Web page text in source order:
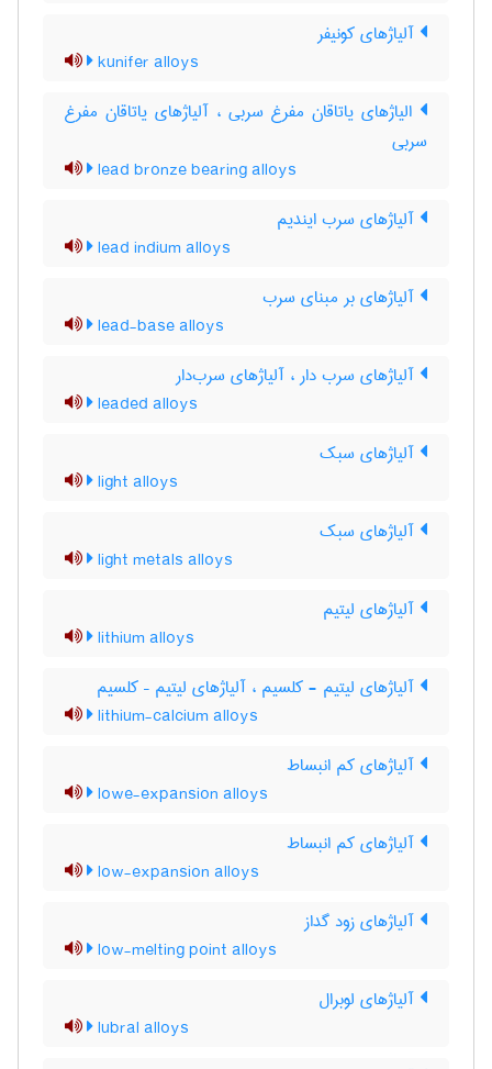
آلیاژهای کونیفر
kunifer alloys
الیاژهای یاتاقان مفرغ سربی ، آلیاژهای یاتاقان مفرغ
سربی
lead bronze bearing alloys
آلیاژهای سرب ایندیم
lead indium alloys
آلیاژهای بر مبنای سرب
lead-base alloys
آلیاژهای سرب دار ، آلیاژهای سرب‌دار
leaded alloys
آلیاژهای سبک
light alloys
آلیاژهای سبک
light metals alloys
آلیاژهای لیتیم
lithium alloys
آلیاژهای لیتیم - کلسیم ، آلیاژهای لیتیم – کلسیم
lithium-calcium alloys
آلیاژهای کم انبساط
lowe-expansion alloys
آلیاژهای کم انبساط
low-expansion alloys
آلیاژهای زود گداز
low-melting point alloys
آلیاژهای لوبرال
lubral alloys